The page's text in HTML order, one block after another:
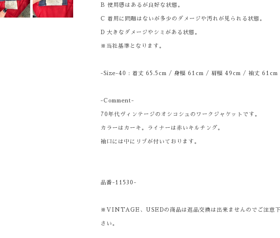
B 使用感はあるが良好な状態。
C 着用に問題はないが多少のダメージや汚れが見られる状態。
D 大きなダメージやシミがある状態。
※当社基準となります。
-Size-40 : 着丈 65.5cm / 身幅 61cm / 肩幅 49cm / 袖丈 61cm
-Comment-
70年代ヴィンテージのオシコシュのワークジャケットです。
カラーはカーキ。ライナーは赤いキルチング。
袖口には中にリブが付いております。
品番-11530-
※VINTAGE、USEDの商品は返品交換は出来ませんのでご注意下
さい。